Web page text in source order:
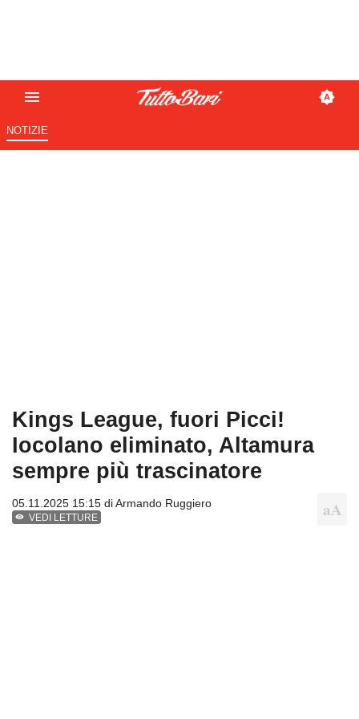
NOTIZIE
Kings League, fuori Picci!
Iocolano eliminato, Altamura
sempre più trascinatore
05.11.2025 15:15 diArmando Ruggiero
VEDI LETTURE